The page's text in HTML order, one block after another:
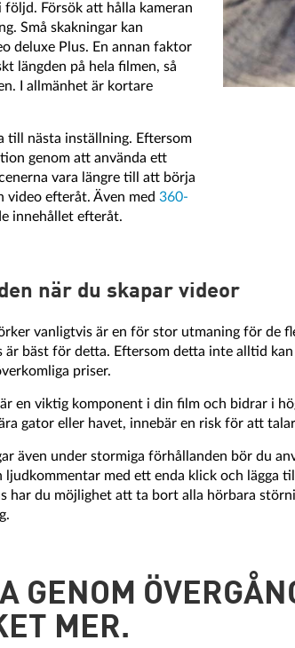
Försök att hålla kameran
Små skakningar kan
deluxe Plus. En annan faktor
längden på hela filmen, så
I allmänhet är kortare
till nästa inställning. Eftersom
genom att använda ett
vara längre till att börja
video efteråt. Även med 360-
innehållet efteråt.
när du skapar videor
vanligtvis är en för stor utmaning för de
bäst för detta. Eftersom detta inte alltid
priser.
en viktig komponent i din film och bidrar i
gator eller havet, innebär en risk för att
även under stormiga förhållanden bör du
med ett enda klick och lägga
har du möjlighet att ta bort alla hörbara
GENOM
MER.